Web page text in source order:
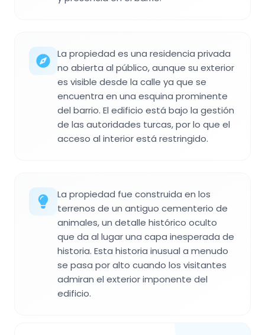
La propiedad es una residencia privada
no abierta al público, aunque su exterior
es visible desde la calle ya que se
encuentra en una esquina prominente
del barrio. El edificio está bajo la gestión
de las autoridades turcas, por lo que el
acceso al interior está restringido.
La propiedad fue construida en los
terrenos de un antiguo cementerio de
animales, un detalle histórico oculto
que da al lugar una capa inesperada de
historia. Esta historia inusual a menudo
se pasa por alto cuando los visitantes
admiran el exterior imponente del
edificio.